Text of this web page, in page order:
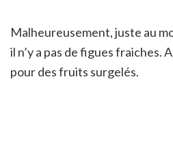
Malheureusement, juste au
il n’y a pas de figues fraiches.
pour des fruits surgelés.